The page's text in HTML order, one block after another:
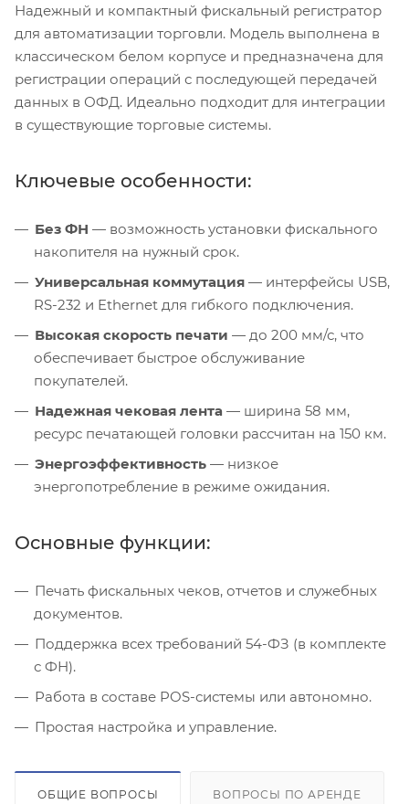
Надежный и компактный фискальный регистратор
для автоматизации торговли. Модель выполнена в
классическом белом корпусе и предназначена для
регистрации операций с последующей передачей
данных в ОФД. Идеально подходит для интеграции
в существующие торговые системы.
Ключевые особенности:
Без ФН — возможность установки фискального
накопителя на нужный срок.
Универсальная коммутация — интерфейсы USB,
RS-232 и Ethernet для гибкого подключения.
Высокая скорость печати — до 200 мм/с, что
обеспечивает быстрое обслуживание
покупателей.
Надежная чековая лента — ширина 58 мм,
ресурс печатающей головки рассчитан на 150 км.
Энергоэффективность — низкое
энергопотребление в режиме ожидания.
Основные функции:
Печать фискальных чеков, отчетов и служебных
документов.
Поддержка всех требований 54-ФЗ (в комплекте
с ФН).
Работа в составе POS-системы или автономно.
Простая настройка и управление.
ОБЩИЕ ВОПРОСЫ ВОПРОСЫ ПО АРЕНДЕ